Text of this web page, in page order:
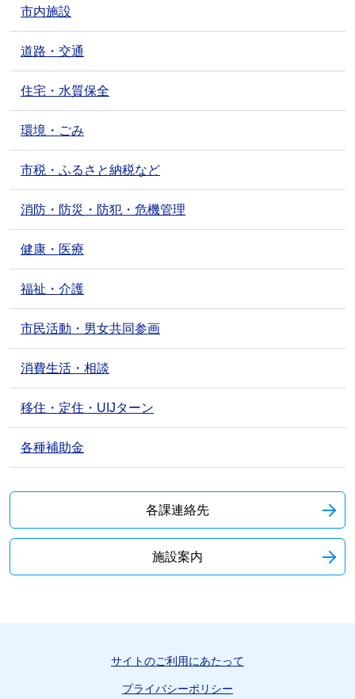
市内施設
道路・交通
住宅・水質保全
環境・ごみ
市税・ふるさと納税など
消防・防災・防犯・危機管理
健康・医療
福祉・介護
市民活動・男女共同参画
消費生活・相談
移住・定住・UIJターン
各種補助金
各課連絡先
施設案内
サイトのご利用にあたって
プライバシーポリシー